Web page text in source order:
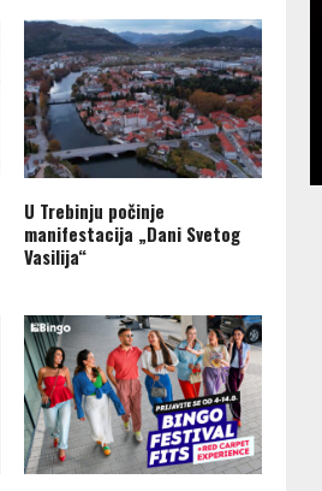
U Trebinju počinje
manifestacija „Dani Svetog
Vasilija“